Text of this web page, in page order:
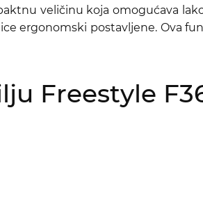
veličinu koja omogućava
ergonomski postavljene. Ova
Freestyle